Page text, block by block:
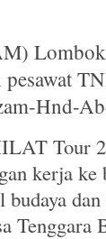
Lombok
pesawat
Hnd-
Tour
kerja
budaya
Tenggara